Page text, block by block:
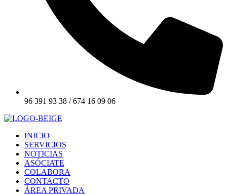
96 391 93 38 / 674 16 09 06
INICIO
SERVICIOS
NOTICIAS
ASÓCIATE
COLABORA
CONTACTO
ÁREA PRIVADA